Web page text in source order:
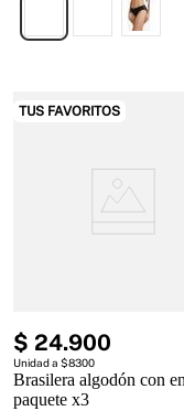
TUS FAVORITOS
$ 24.900
Unidad a $8300
Brasilera algodón con
paquete x3